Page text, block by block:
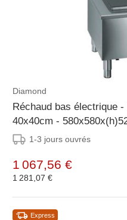
Diamond
Réchaud bas électrique
40x40cm -
1-3 jours ouvrés
1 067,56 €
1 281,07 €
Express